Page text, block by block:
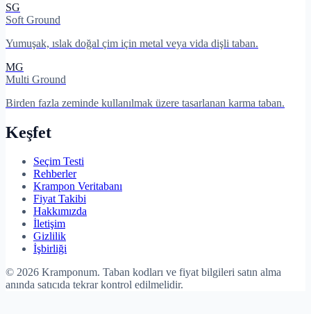
SG
Soft Ground
Yumuşak, ıslak doğal çim için metal veya vida dişli taban.
MG
Multi Ground
Birden fazla zeminde kullanılmak üzere tasarlanan karma taban.
Keşfet
Seçim Testi
Rehberler
Krampon Veritabanı
Fiyat Takibi
Hakkımızda
İletişim
Gizlilik
İşbirliği
© 2026 Kramponum. Taban kodları ve fiyat bilgileri satın alma
anında satıcıda tekrar kontrol edilmelidir.